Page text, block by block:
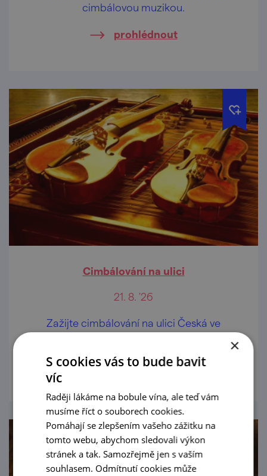
cimbálovou muzikou.
prohlédnout
Cimbálování na ulici
21. 8. '26
Zažijte cimbálování na ulici Česká ve
prohlédnout
×
S cookies vás to bude bavit
víc
Raději lákáme na bobule vína, ale teď vám
musíme říct o souborech cookies.
Pomáhají se zlepšením vašeho zážitku na
tomto webu, abychom sledovali výkon
stránek a tak. Samozřejmě jen s vaším
souhlasem. Odmítnutí cookies může